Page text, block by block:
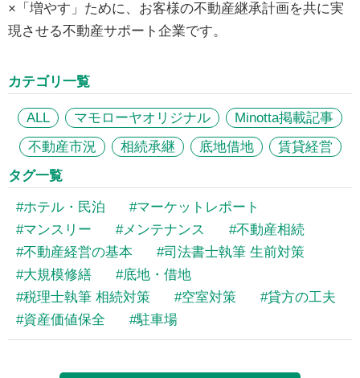
×「増やす」ために、お客様の不動産継承計画を共に実
現させる不動産サポート企業です。
カテゴリ一覧
ALL マモローヤオリジナル
Minotta掲載記事
不動産市況
相続承継 底地借地
賃貸経営
タグ一覧
ホテル・民泊
マーケットレポート
マンスリー
メンテナンス
不動産相続
不動産経営の基本
司法書士執筆 生前対策
大規模修繕
底地・借地
税理士執筆 相続対策
空室対策
貸方の工夫
資産価値保全
駐車場